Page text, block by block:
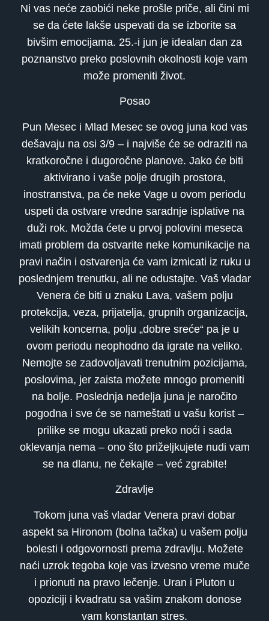
Ni vas neće zaobići neke prošle priče, ali čini mi
se da ćete lakše uspevati da se izborite sa
bivšim emocijama. 25.-i jun je idealan dan za
poznanstvo preko poslovnih okolnosti koje vam
može promeniti život.
Posao
Pun Mesec i Mlad Mesec se ovog juna kod vas
dešavaju na osi 3/9 – i najviše će se odraziti na
kratkoročne i dugoročne planove. Jako će biti
aktivirano i vaše polje drugih prostora,
inostranstva, pa će neke Vage u ovom periodu
uspeti da ostvare vredne saradnje isplative na
duži rok. Možda ćete u prvoj polovini meseca
imati problem da ostvarite neke komunikacije na
pravi način i ostvarenja će vam izmicati iz ruku u
poslednjem trenutku, ali ne odustajte. Vaš vladar
Venera će biti u znaku Lava, vašem polju
protekcija, veza, prijatelja, grupnih organizacija,
velikih koncerna, polju „dobre sreće“ pa je u
ovom periodu neophodno da igrate na veliko.
Nemojte se zadovoljavati trenutnim pozicijama,
poslovima, jer zaista možete mnogo promeniti
na bolje. Poslednja nedelja juna je naročito
pogodna i sve će se nameštati u vašu korist –
prilike se mogu ukazati preko noći i sada
oklevanja nema – ono što priželjkujete nudi vam
se na dlanu, ne čekajte – već zgrabite!
Zdravlje
Tokom juna vaš vladar Venera pravi dobar
aspekt sa Hironom (bolna tačka) u vašem polju
bolesti i odgovornosti prema zdravlju. Možete
naći uzrok tegoba koje vas izvesno vreme muče
i prionuti na pravo lečenje. Uran i Pluton u
opoziciji i kvadratu sa vašim znakom donose
vam konstantan stres.